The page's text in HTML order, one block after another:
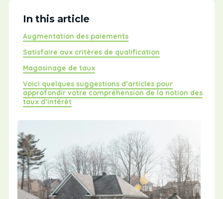
In this article
Augmentation des paiements
Satisfaire aux critères de qualification
Magasinage de taux
Voici quelques suggestions d’articles pour
approfondir votre compréhension de la notion des
taux d’intérêt